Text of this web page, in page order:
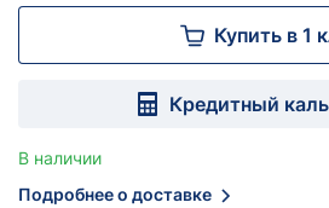
Купить в 1
Кредитный
В наличии
Подробнее о доставке